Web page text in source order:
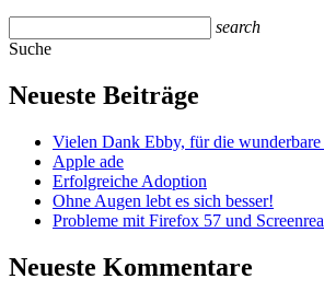
search
Suche
Neueste Beiträge
Vielen Dank Ebby, für die
Apple ade
Erfolgreiche Adoption
Ohne Augen lebt es sich besser!
Probleme mit Firefox 57 und
Neueste Kommentare